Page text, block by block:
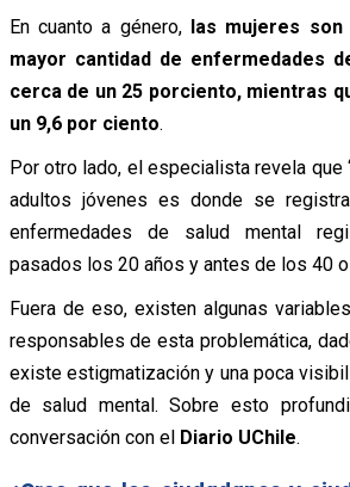
En cuanto a género, las mujeres son
mayor cantidad de enfermedades
cerca de un 25 porciento, mientras
un 9,6 por ciento.
Por otro lado, el especialista revela que
adultos jóvenes es donde se
enfermedades de salud mental
pasados los 20 años y antes de los 40 o
Fuera de eso, existen algunas
responsables de esta problemática,
existe estigmatización y una poca
de salud mental. Sobre esto
conversación con el Diario UChile.